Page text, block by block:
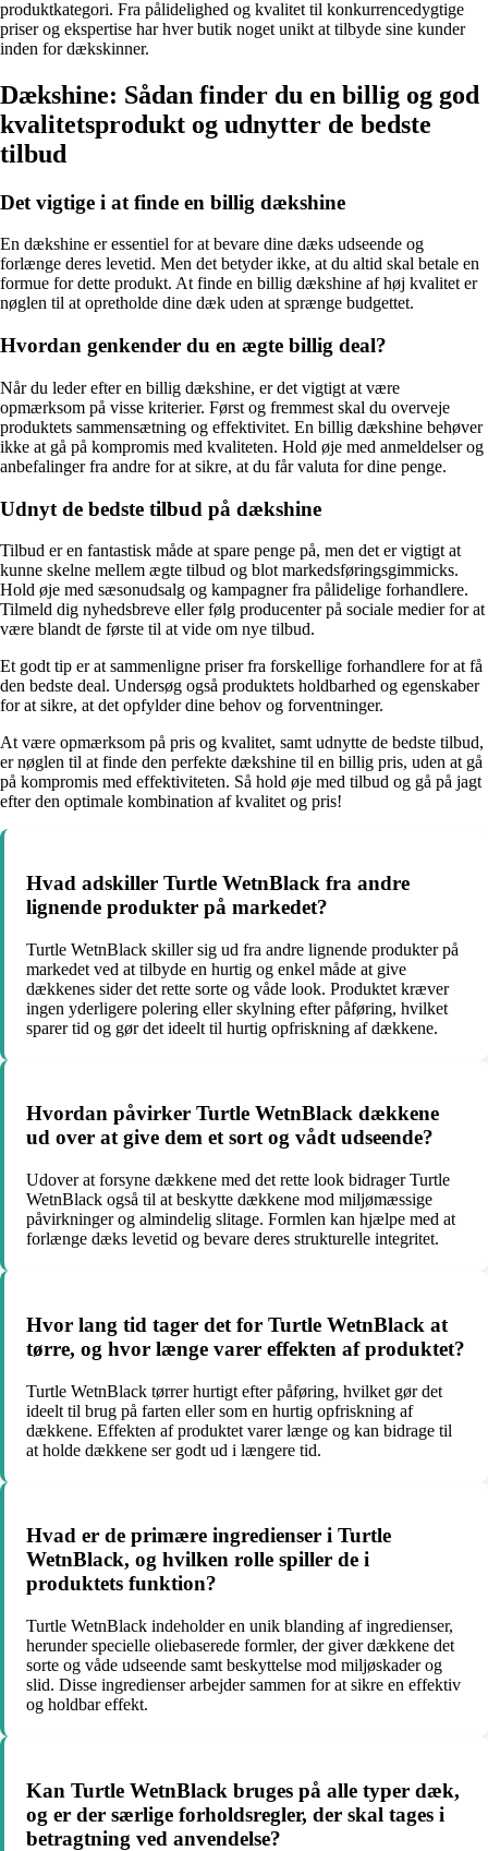
produktkategori. Fra pålidelighed og kvalitet til konkurrencedygtige
priser og ekspertise har hver butik noget unikt at tilbyde sine kunder
inden for dækskinner.
Dækshine: Sådan finder du en billig og god
kvalitetsprodukt og udnytter de bedste
tilbud
Det vigtige i at finde en billig dækshine
En dækshine er essentiel for at bevare dine dæks udseende og
forlænge deres levetid. Men det betyder ikke, at du altid skal betale en
formue for dette produkt. At finde en billig dækshine af høj kvalitet er
nøglen til at opretholde dine dæk uden at sprænge budgettet.
Hvordan genkender du en ægte billig deal?
Når du leder efter en billig dækshine, er det vigtigt at være
opmærksom på visse kriterier. Først og fremmest skal du overveje
produktets sammensætning og effektivitet. En billig dækshine behøver
ikke at gå på kompromis med kvaliteten. Hold øje med anmeldelser og
anbefalinger fra andre for at sikre, at du får valuta for dine penge.
Udnyt de bedste tilbud på dækshine
Tilbud er en fantastisk måde at spare penge på, men det er vigtigt at
kunne skelne mellem ægte tilbud og blot markedsføringsgimmicks.
Hold øje med sæsonudsalg og kampagner fra pålidelige forhandlere.
Tilmeld dig nyhedsbreve eller følg producenter på sociale medier for at
være blandt de første til at vide om nye tilbud.
Et godt tip er at sammenligne priser fra forskellige forhandlere for at få
den bedste deal. Undersøg også produktets holdbarhed og egenskaber
for at sikre, at det opfylder dine behov og forventninger.
At være opmærksom på pris og kvalitet, samt udnytte de bedste tilbud,
er nøglen til at finde den perfekte dækshine til en billig pris, uden at gå
på kompromis med effektiviteten. Så hold øje med tilbud og gå på jagt
efter den optimale kombination af kvalitet og pris!
Hvad adskiller Turtle WetnBlack fra andre
lignende produkter på markedet?
Turtle WetnBlack skiller sig ud fra andre lignende produkter på
markedet ved at tilbyde en hurtig og enkel måde at give
dækkenes sider det rette sorte og våde look. Produktet kræver
ingen yderligere polering eller skylning efter påføring, hvilket
sparer tid og gør det ideelt til hurtig opfriskning af dækkene.
Hvordan påvirker Turtle WetnBlack dækkene
ud over at give dem et sort og vådt udseende?
Udover at forsyne dækkene med det rette look bidrager Turtle
WetnBlack også til at beskytte dækkene mod miljømæssige
påvirkninger og almindelig slitage. Formlen kan hjælpe med at
forlænge dæks levetid og bevare deres strukturelle integritet.
Hvor lang tid tager det for Turtle WetnBlack at
tørre, og hvor længe varer effekten af produktet?
Turtle WetnBlack tørrer hurtigt efter påføring, hvilket gør det
ideelt til brug på farten eller som en hurtig opfriskning af
dækkene. Effekten af produktet varer længe og kan bidrage til
at holde dækkene ser godt ud i længere tid.
Hvad er de primære ingredienser i Turtle
WetnBlack, og hvilken rolle spiller de i
produktets funktion?
Turtle WetnBlack indeholder en unik blanding af ingredienser,
herunder specielle oliebaserede formler, der giver dækkene det
sorte og våde udseende samt beskyttelse mod miljøskader og
slid. Disse ingredienser arbejder sammen for at sikre en effektiv
og holdbar effekt.
Kan Turtle WetnBlack bruges på alle typer dæk,
og er der særlige forholdsregler, der skal tages i
betragtning ved anvendelse?